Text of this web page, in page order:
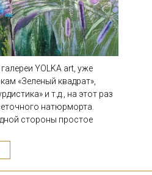
YOLKA art, уже
«Зеленый квадрат»,
и т.д., на этот раз
натюрморта.
стороны простое